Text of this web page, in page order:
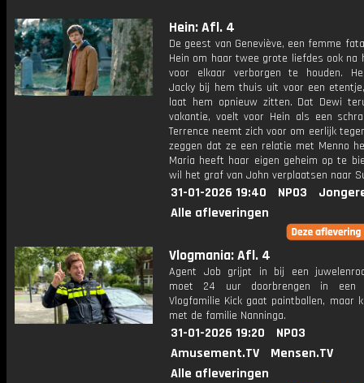
Hein: Afl. 4
De geest van Geneviève, een femme
Hein om haar twee grote liefdes ook na
voor elkaar verborgen te houden.
Jacky bij hem thuis uit voor een
laat hem opnieuw zitten. Dat Dewi
vakantie, voelt voor Hein als een
Terrence neemt zich voor om eerlijk
zeggen dat ze een relatie met Menno
Maria heeft haar eigen geheim op te
wil het graf van John verplaatsen naar
31-01-2026 19:40 NPO3
Alle afleveringen
Vlogmania: Afl. 4
Agent Job grijpt in bij een
moet 24 uur doorbrengen in een
Vlogfamilie Kick gaat paintballen, maar
met de familie Nanninga.
31-01-2026 19:20
NPO3
Amusement.TV
Mensen.TV
Alle afleveringen